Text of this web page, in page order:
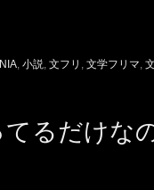
, 小説, 文フリ , 文学フリマ,
るだけな